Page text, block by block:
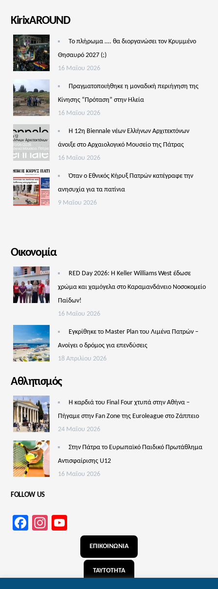
KirixAROUND
Το πλήρωμα …. θα διοργανώσει τον Κρυμμένο
Θησαυρό 2027 (;)
16 Μαΐου 2026
Πραγματοποιήθηκε η μοναδική περιήγηση της
Κίνησης “Πρόταση” στην Ηλεία
16 Μαΐου 2026
Η 12η Biennale νέων Ελλήνων Αρχιτεκτόνων
άνοιξε στο Αρχαιολογικό Μουσείο της Πάτρας
16 Μαΐου 2026
Όταν ο Εθνικός Κήρυξ Πατρών κατέγραφε την
ανησυχία για τα πατίνια
9 Μαΐου 2026
Οικονομία
RED Day 2026: Η Keller Williams West έδωσε
χρώμα και χαμόγελα στο Καραμανδάνειο Νοσοκομείο
Παίδων!
16 Μαΐου 2026
Εγκρίθηκε το Master Plan του Λιμένα Πατρών –
Aνοίγει ο δρόμος για επενδύσεις
18 Απριλίου 2026
Αθλητισμός
Η καρδιά του Final Four χτυπά στην Αθήνα –
Πήγαμε στην Fan Zone της Euroleague στο Ζάππειο
24 Μαΐου 2026
Στην Πάτρα το Ευρωπαϊκό Παιδικό Πρωτάθλημα
Αντισφαίρισης U12
16 Μαΐου 2026
FOLLOW US
Facebook
Instagram
Channel
ΕΠΙΚΟΙΝΩΝΙΑ
ΤΑΥΤΟΤΗΤΑ